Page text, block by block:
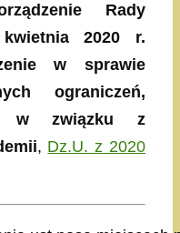
Rady
2020 r.
w sprawie
ograniczeń,
w związku z
, Dz.U. z 2020